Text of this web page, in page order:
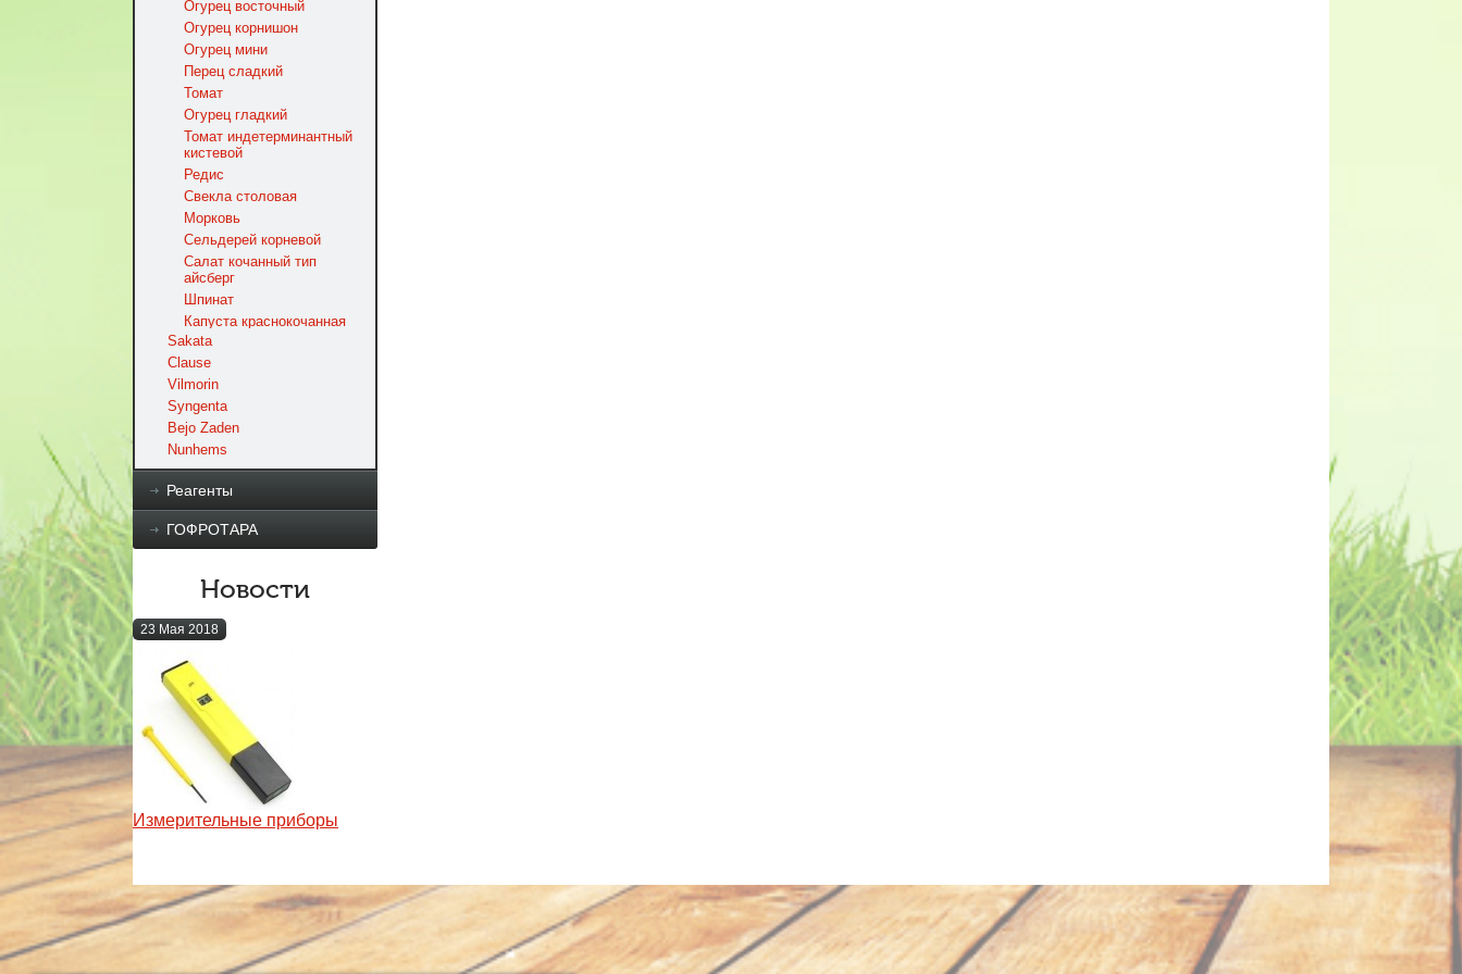
Огурец восточный
Огурец корнишон
Огурец мини
Перец сладкий
Томат
Огурец гладкий
Томат индетерминантный
кистевой
Редис
Свекла столовая
Морковь
Сельдерей корневой
Салат кочанный тип
айсберг
Шпинат
Капуста краснокочанная
Sakata
Clause
Vilmorin
Syngenta
Bejo Zaden
Nunhems
Реагенты
ГОФРОТАРА
Новости
23 Мая 2018
Измерительные приборы